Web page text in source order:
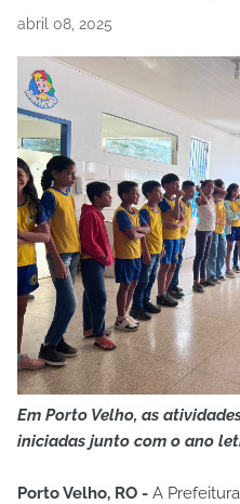
abril 08, 2025
Em Porto Velho, as
iniciadas junto com o ano
Porto Velho, RO - A